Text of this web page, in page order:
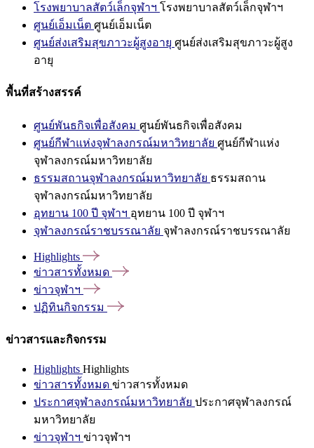
โรงพยาบาลสัตว์เล็กจุฬาฯ โรงพยาบาลสัตว์เล็กจุฬาฯ
ศูนย์เอ็มเน็ต ศูนย์เอ็มเน็ต
ศูนย์ส่งเสริมสุขภาวะผู้สูงอายุ ศูนย์ส่งเสริมสุขภาวะผู้สูง
อายุ
พื้นที่สร้างสรรค์
ศูนย์พันธกิจเพื่อสังคม ศูนย์พันธกิจเพื่อสังคม
ศูนย์กีฬาแห่งจุฬาลงกรณ์มหาวิทยาลัย ศูนย์กีฬาแห่ง
จุฬาลงกรณ์มหาวิทยาลัย
ธรรมสถานจุฬาลงกรณ์มหาวิทยาลัย ธรรมสถาน
จุฬาลงกรณ์มหาวิทยาลัย
อุทยาน 100 ปี จุฬาฯ อุทยาน 100 ปี จุฬาฯ
จุฬาลงกรณ์ราชบรรณาลัย จุฬาลงกรณ์ราชบรรณาลัย
Highlights
ข่าวสารทั้งหมด
ข่าวจุฬาฯ
ปฏิทินกิจกรรม
ข่าวสารและกิจกรรม
Highlights Highlights
ข่าวสารทั้งหมด ข่าวสารทั้งหมด
ประกาศจุฬาลงกรณ์มหาวิทยาลัย ประกาศจุฬาลงกรณ์
มหาวิทยาลัย
ข่าวจุฬาฯ ข่าวจุฬาฯ